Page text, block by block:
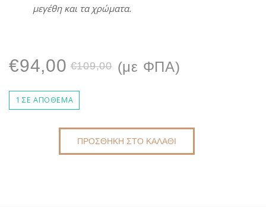
μεγέθη και τα χρώματα.
€109,00 Original
was:
€109,00.
€94,00
Η
τιμή
είναι:
(με ΦΠΑ)
1 ΣΕ ΑΠΌΘΕΜΑ
ΠΡΟΣΘΉΚΗ ΣΤΟ ΚΑΛΆΘΙ